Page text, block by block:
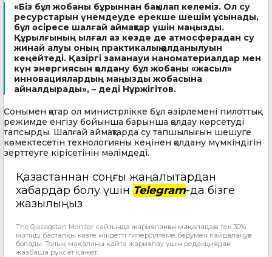
«Біз бұл жобаны бұрыннан бақылап келеміз. Ол су
ресурстарын үнемдеуде ерекше шешім ұсынады,
бұл әсіресе шалғай аймақтар үшін маңызды.
Құрылғының ылғал аз кезде де атмосферадан су
жинай алуы оның практикалық қолданылуын
кеңейтеді. Қазіргі заманауи наноматериалдар мен
күн энергиясын қолдану бұл жобаны «жасыл»
инновациялардың маңызды жобасына
айналдырады», – деді Нұржігітов.
Сонымен қатар ол министрлікке бұл әзірлемені пилоттық
режимде енгізу бойынша барынша қолдау көрсетуді
тапсырды. Шалғай аймақтарда су тапшылығын шешуге
көмектесетін технологияны кеңінен қолдану мүмкіндігін
зерттеуге кірісетінін мәлімдеді.
Қазақстаннан соңғы жаңалықтардан
хабардар болу үшін Telegram-да бізге
жазылыңыз
The Qazaqstan Monitor сайтында жарияланған мақаладағы тек 30%
мәтінді бастапқы көзге міндетті гиперсілтеме берумен пайдалануға
болады. Толық мақаланы қайта жариялау үшін редакциядан
жазбаша рұқсат қажет.